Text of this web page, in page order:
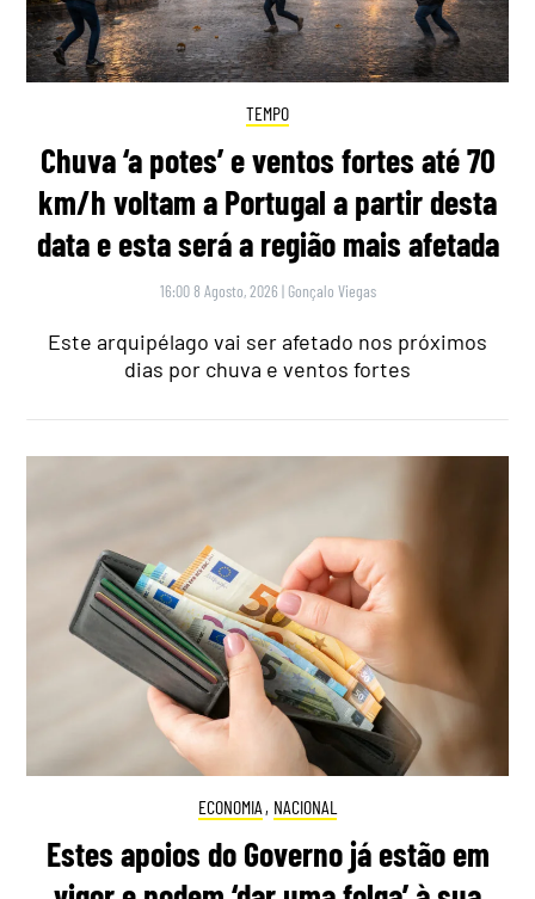
TEMPO
Chuva ‘a potes’ e ventos fortes até 70
km/h voltam a Portugal a partir desta
data e esta será a região mais afetada
16:00 8 Agosto, 2026 | Gonçalo Viegas
Este arquipélago vai ser afetado nos próximos
dias por chuva e ventos fortes
ECONOMIA , NACIONAL
Estes apoios do Governo já estão em